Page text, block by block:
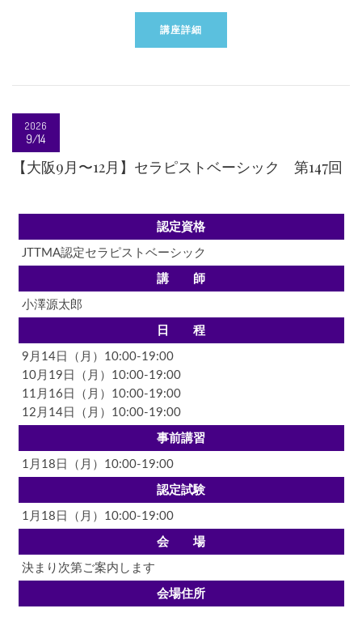
講座詳細
2026
9/14
【大阪9月〜12月】セラピストベーシック 第147回
認定資格
JTTMA認定セラピストベーシック
講 師
小澤源太郎
日 程
9月14日（月）10:00-19:00
10月19日（月）10:00-19:00
11月16日（月）10:00-19:00
12月14日（月）10:00-19:00
事前講習
1月18日（月）10:00-19:00
認定試験
1月18日（月）10:00-19:00
会 場
決まり次第ご案内します
会場住所